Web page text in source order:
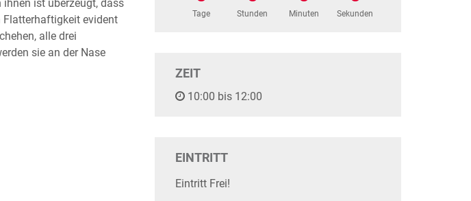
ihnen ist überzeugt, dass
Flatterhaftigkeit evident
alle drei
sie an der Nase
Tage Stunden Minuten Sekunden
ZEIT
10:00 bis 12:00
EINTRITT
Eintritt Frei!